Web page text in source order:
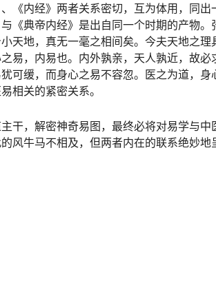
、《内经》两者关系密切，互为体用，同
与《典帝内经》是出自同一个时期的产物
天地，真无一毫之相间矣。今夫天地之
易，内易也。内外孰亲，天人孰近，故
可缓，而身心之易不容忽。医之为道，
相关的紧密关系。
干，解密神奇易图，最终必将对易学与
风牛马不相及，但两者内在的联系绝妙地